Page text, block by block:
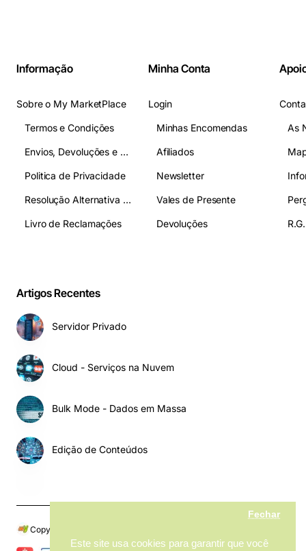
Este site usa cookies para garantir que você
Fechar
Informação
Sobre o My MarketPlace
Termos e Condições
Envios, Devoluções e Pagamentos
Politica de Privacidade
Resolução Alternativa de Litígios
Livro de Reclamações
Minha Conta
Login
Minhas Encomendas
Afiliados
Newsletter
Vales de Presente
Devoluções
As
Artigos Recentes
Servidor Privado
Cloud - Serviços na Nuvem
Bulk Mode - Dados em Massa
Edição de Conteúdos
Copyright © 2024, My MarketPlace, Todos os Direitos Reservados